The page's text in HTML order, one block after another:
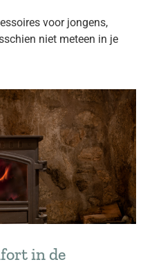
voor jongens,
niet meteen in je
in de